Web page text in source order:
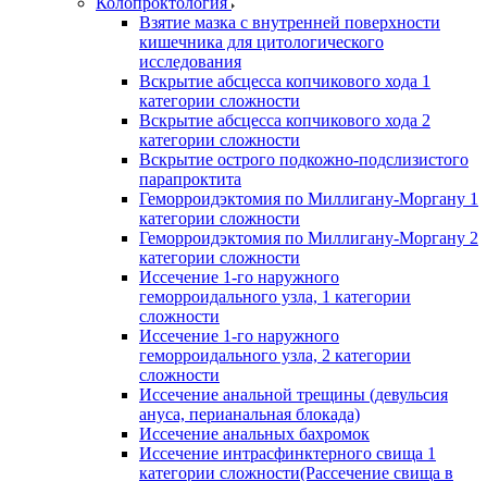
Взятие мазка с внутренней поверхности
кишечника для цитологического
исследования
Вскрытие абсцесса копчикового хода 1
категории сложности
Вскрытие абсцесса копчикового хода 2
категории сложности
Вскрытие острого подкожно-подслизистого
парапроктита
Геморроидэктомия по Миллигану-Моргану 1
категории сложности
Геморроидэктомия по Миллигану-Моргану 2
категории сложности
Иссечение 1-го наружного
геморроидального узла, 1 категории
сложности
Иссечение 1-го наружного
геморроидального узла, 2 категории
сложности
Иссечение анальной трещины (девульсия
ануса, перианальная блокада)
Иссечение анальных бахромок
Иссечение интрасфинктерного свища 1
категории сложности(Рассечение свища в